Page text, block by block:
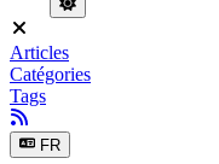
Articles
Catégories
Tags
FR